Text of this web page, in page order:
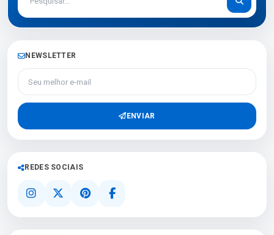
NEWSLETTER
Seu melhor e-mail
ENVIAR
REDES SOCIAIS